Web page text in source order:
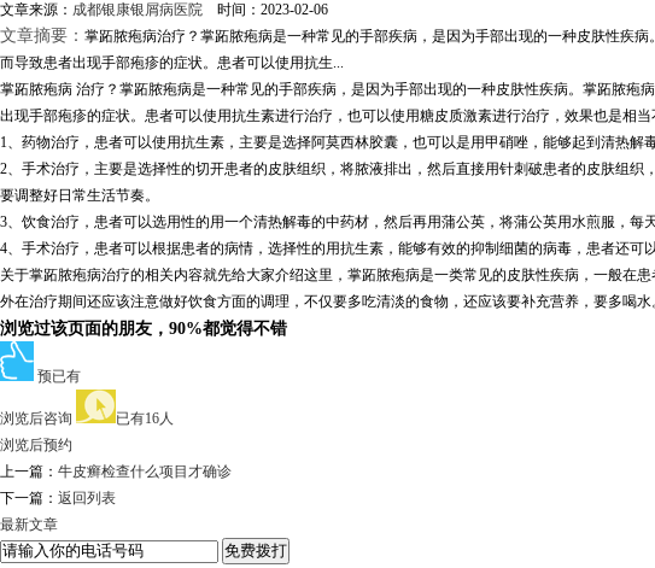
文章来源： 成都银康银屑病医院 时间：2023-02-06
文章摘要： 掌跖脓疱病治疗？掌跖脓疱病是一种常见的手部疾病，是因为手部出现的一种皮肤性疾
而导致患者出现手部疱疹的症状。患者可以使用抗生...
掌跖脓疱病 治疗？掌跖脓疱病是一种常见的手部疾病，是因为手部出现的一种皮肤性疾病。掌跖脓
出现手部疱疹的症状。患者可以使用抗生素进行治疗，也可以使用糖皮质激素进行治疗，效果也是相当
1、药物治疗，患者可以使用抗生素，主要是选择阿莫西林胶囊，也可以是用甲硝唑，能够起到清热
2、手术治疗，主要是选择性的切开患者的皮肤组织，将脓液排出，然后直接用针刺破患者的皮肤组
要调整好日常生活节奏。
3、饮食治疗，患者可以选用性的用一个清热解毒的中药材，然后再用蒲公英，将蒲公英用水煎服，
4、手术治疗，患者可以根据患者的病情，选择性的用抗生素，能够有效的抑制细菌的病毒，患者还可
关于掌跖脓疱病治疗的相关内容就先给大家介绍这里，掌跖脓疱病是一类常见的皮肤性疾病，一般
外在治疗期间还应该注意做好饮食方面的调理，不仅要多吃清淡的食物，还应该要补充营养，要多喝水
浏览过该页面的朋友，90%都觉得不错
预已有
浏览后咨询
已有16人
浏览后预约
上一篇： 牛皮癣检查什么项目才确诊
下一篇： 返回列表
最新文章